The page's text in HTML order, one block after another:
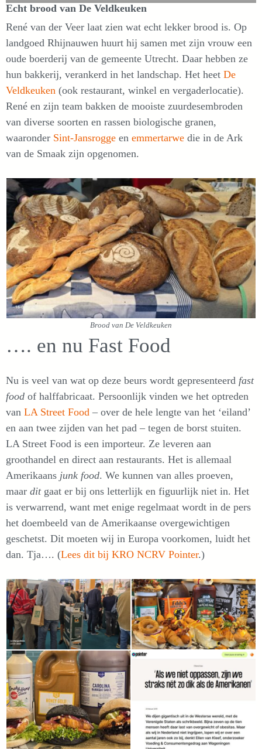
Echt brood van De Veldkeuken
René van der Veer laat zien wat echt lekker brood is. Op
landgoed Rhijnauwen huurt hij samen met zijn vrouw een
oude boerderij van de gemeente Utrecht. Daar hebben ze
hun bakkerij, verankerd in het landschap. Het heet De
Veldkeuken (ook restaurant, winkel en vergaderlocatie).
René en zijn team bakken de mooiste zuurdesembroden
van diverse soorten en rassen biologische granen,
waaronder Sint-Jansrogge en emmertarwe die in de Ark
van de Smaak zijn opgenomen.
Brood van De Veldkeuken
…. en nu Fast Food
Nu is veel van wat op deze beurs wordt gepresenteerd fast
food of halffabricaat. Persoonlijk vinden we het optreden
van LA Street Food – over de hele lengte van het ‘eiland’
en aan twee zijden van het pad – tegen de borst stuiten.
LA Street Food is een importeur. Ze leveren aan
groothandel en direct aan restaurants. Het is allemaal
Amerikaans junk food. We kunnen van alles proeven,
maar dit gaat er bij ons letterlijk en figuurlijk niet in. Het
is verwarrend, want met enige regelmaat wordt in de pers
het doembeeld van de Amerikaanse overgewichtigen
geschetst. Dit moeten wij in Europa voorkomen, luidt het
dan. Tja…. (Lees dit bij KRO NCRV Pointer.)